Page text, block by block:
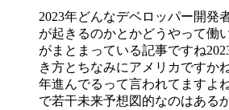
2023年どんなデベロッパー開発
が起きるのかとかどうやって働
がまとまっている記事ですね
き方とちなみにアメリカですか
年進んでるって言われてますよ
で若干未来予想図的なのはある